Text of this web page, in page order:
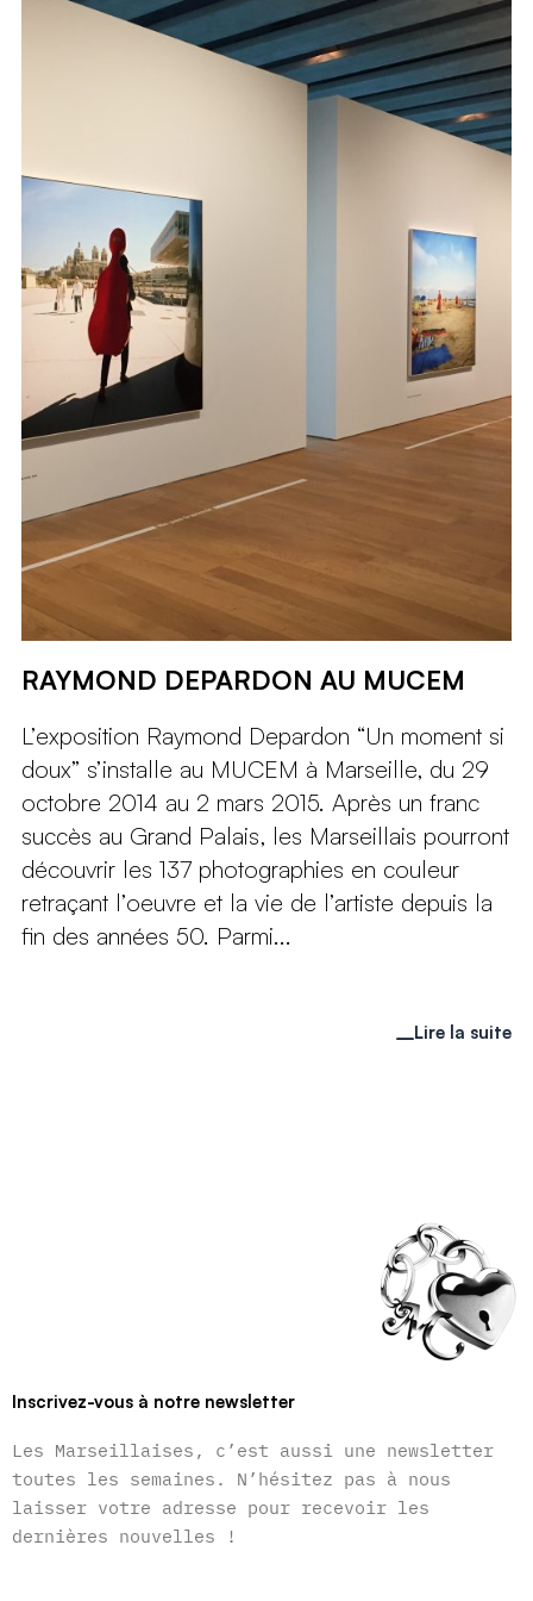
RAYMOND DEPARDON AU MUCEM
L’exposition Raymond Depardon “Un moment si
doux” s’installe au MUCEM à Marseille, du 29
octobre 2014 au 2 mars 2015. Après un franc
succès au Grand Palais, les Marseillais pourront
découvrir les 137 photographies en couleur
retraçant l’oeuvre et la vie de l’artiste depuis la
fin des années 50. Parmi...
Lire la suite
Inscrivez-vous à notre newsletter
Les Marseillaises, c’est aussi une newsletter
toutes les semaines. N’hésitez pas à nous
laisser votre adresse pour recevoir les
dernières nouvelles !